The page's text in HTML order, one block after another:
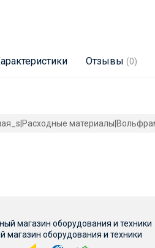
Отзывы (0)
магазин оборудования и техники